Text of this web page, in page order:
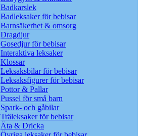
Badkarslek
Badleksaker för bebisar
Barnsäkerhet & omsorg
Dragdjur
Gosedjur för bebisar
Interaktiva leksaker
Klossar
Leksaksbilar för bebisar
Leksaksfigurer för bebisar
Pottor & Pallar
Pussel för små barn
Spark- och gåbilar
Träleksaker för bebisar
Äta & Dricka